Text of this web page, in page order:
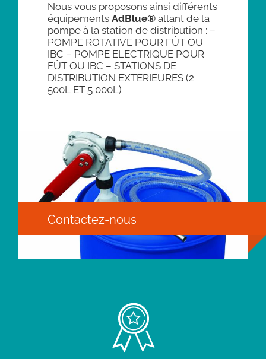
Nous vous proposons ainsi différents
équipements AdBlue®allant de la
pompe à la station de distribution : –
POMPE ROTATIVE POUR FÛT OU
IBC – POMPE ELECTRIQUE POUR
FÛT OU IBC – STATIONS DE
DISTRIBUTION EXTERIEURES(2
500L ET 5 000L)
Contactez-nous